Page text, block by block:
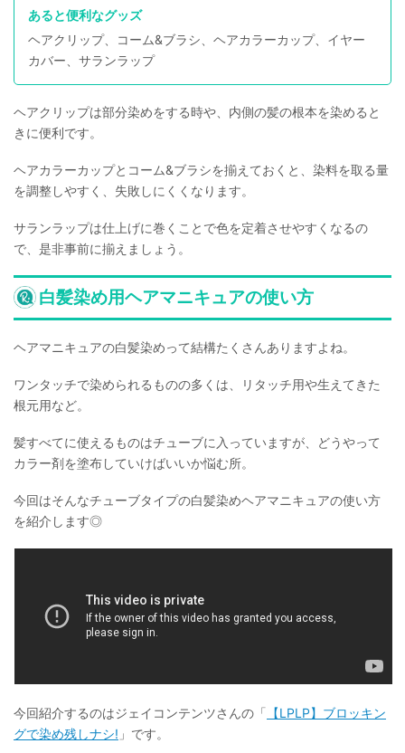
あると便利なグッズ
ヘアクリップ、コーム&ブラシ、ヘアカラーカップ、イヤー
カバー、サランラップ
ヘアクリップは部分染めをする時や、内側の髪の根本を染めると
きに便利です。
ヘアカラーカップとコーム&ブラシを揃えておくと、染料を取る量
を調整しやすく、失敗しにくくなります。
サランラップは仕上げに巻くことで色を定着させやすくなるの
で、是非事前に揃えましょう。
白髪染め用ヘアマニキュアの使い方
ヘアマニキュアの白髪染めって結構たくさんありますよね。
ワンタッチで染められるものの多くは、リタッチ用や生えてきた
根元用など。
髪すべてに使えるものはチューブに入っていますが、どうやって
カラー剤を塗布していけばいいか悩む所。
今回はそんなチューブタイプの白髪染めヘアマニキュアの使い方
を紹介します◎
今回紹介するのはジェイコンテンツさんの「
【LPLP】ブロッキン
グで染め残しナシ! 」です。